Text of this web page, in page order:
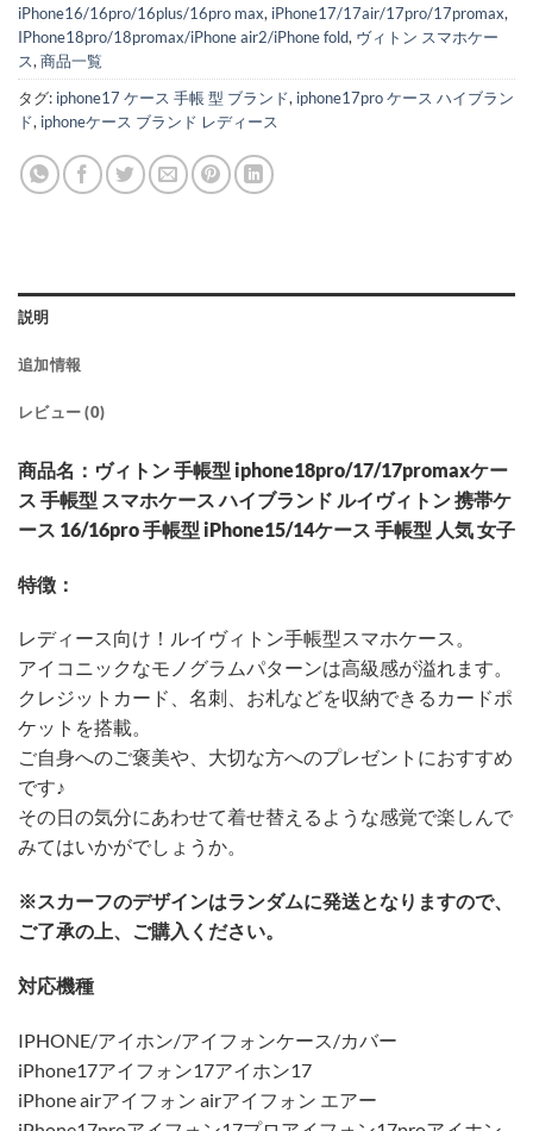
iPhone16/16pro/16plus/16pro max, iPhone17/17air/17pro/17promax,
IPhone18pro/18promax/iPhone air2/iPhone fold, ヴィトン スマホケー
ス, 商品一覧
タグ: iphone17 ケース 手帳 型 ブランド, iphone17pro ケース ハイブラン
ド, iphoneケース ブランド レディース
説明
追加情報
レビュー (0)
商品名：ヴィトン 手帳型 iphone18pro/17/17promaxケー
ス 手帳型 スマホケース ハイブランド ルイヴィトン 携帯ケ
ース 16/16pro 手帳型 iPhone15/14ケース 手帳型 人気 女子
特徴：
レディース向け！ルイヴィトン手帳型スマホケース。
アイコニックなモノグラムパターンは高級感が溢れます。
クレジットカード、名刺、お札などを収納できるカードポ
ケットを搭載。
ご自身へのご褒美や、大切な方へのプレゼントにおすすめ
です♪
その日の気分にあわせて着せ替えるような感覚で楽しんで
みてはいかがでしょうか。
※スカーフのデザインはランダムに発送となりますので、
ご了承の上、ご購入ください。
対応機種
IPHONE/アイホン/アイフォンケース/カバー
iPhone17アイフォン17アイホン17
iPhone airアイフォン airアイフォン エアー